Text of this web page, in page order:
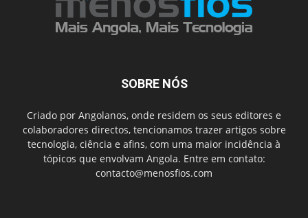
SOBRE NÓS
Criado por Angolanos, onde residem os seus editores e
colaboradores directos, tencionamos trazer artigos sobre
tecnologia, ciência e afins, com uma maior incidência à
tópicos que envolvam Angola. Entre em contato:
contacto@menosfios.com